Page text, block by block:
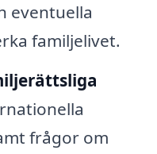
eventuella
familjelivet.
frågor om